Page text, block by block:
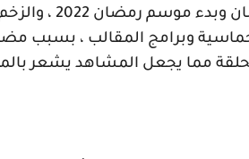
قدوم شهر
وبرامج المقالب ، بسبب
مما يجعل المشاهد يشعر